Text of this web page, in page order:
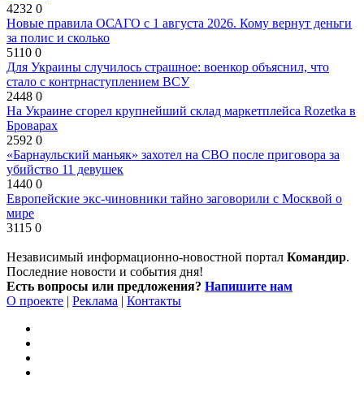
4232 0
Новые правила ОСАГО с 1 августа 2026. Кому вернут деньги
за полис и сколько
5110 0
Для Украины случилось страшное: военкор объяснил, что
стало с контрнаступлением ВСУ
2448 0
На Украине сгорел крупнейший склад маркетплейса Rozetka в
Броварах
2592 0
«Барнаульский маньяк» захотел на СВО после приговора за
убийство 11 девушек
1440 0
Европейские экс-чиновники тайно заговорили с Москвой о
мире
3115 0
Независимый информационно-новостной портал Командир.
Последние новости и события дня!
Есть вопросы или предложения? Напишите нам
О проекте | Реклама | Контакты